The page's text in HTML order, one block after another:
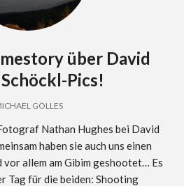
über David
Pics!
GÖLLES
Nathan Hughes bei David
haben sie auch uns einen
allem am Gibim geshootet… Es
Tag für die beiden: Shooting